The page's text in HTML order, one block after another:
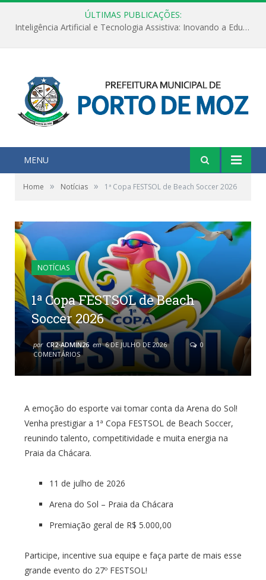
ÚLTIMAS PUBLICAÇÕES:
Inteligência Artificial e Tecnologia Assistiva: Inovando a Educação Especial e Inclusiva
MENU
Home » Notícias » 1ª Copa FESTSOL de Beach Soccer 2026
NOTÍCIAS
1ª Copa FESTSOL de Beach
Soccer 2026
por CR2-ADMIN26 em 6 DE JULHO DE 2026
0
COMENTÁRIOS
A emoção do esporte vai tomar conta da Arena do Sol!
Venha prestigiar a 1ª Copa FESTSOL de Beach Soccer,
reunindo talento, competitividade e muita energia na
Praia da Chácara.
11 de julho de 2026
Arena do Sol – Praia da Chácara
Premiação geral de R$ 5.000,00
Participe, incentive sua equipe e faça parte de mais esse
grande evento do 27º FESTSOL!